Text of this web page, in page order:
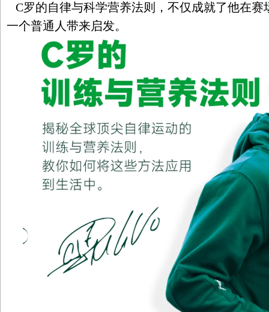
C罗的自律与科学营养法则，不仅成就了他在赛
一个普通人带来启发。